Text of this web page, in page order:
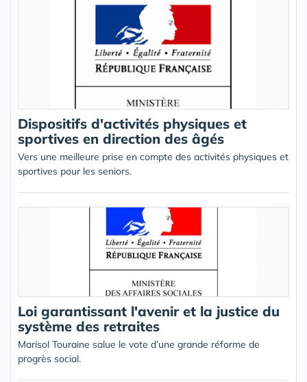
Dispositifs d'activités physiques et
sportives en direction des âgés
Vers une meilleure prise en compte des activités physiques et
sportives pour les seniors.
Loi garantissant l'avenir et la justice du
système des retraites
Marisol Touraine salue le vote d’une grande réforme de
progrès social.